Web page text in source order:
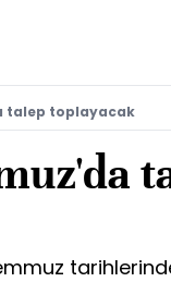
talep toplayacak